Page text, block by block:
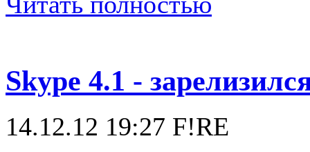
Skype 4.1 -
14.12.12 19:27 F!RE